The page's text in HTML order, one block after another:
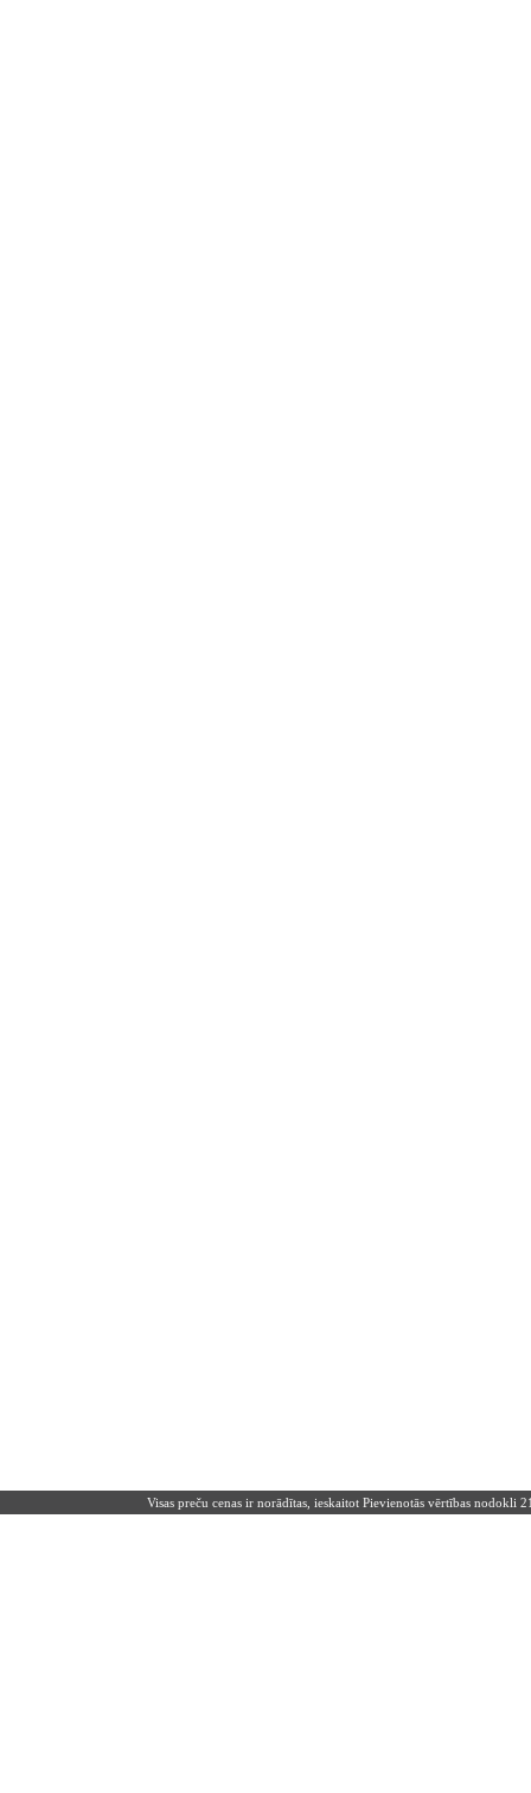
Visas preču cenas ir norādītas, ieskaitot Pievienotās vērtības nodokli